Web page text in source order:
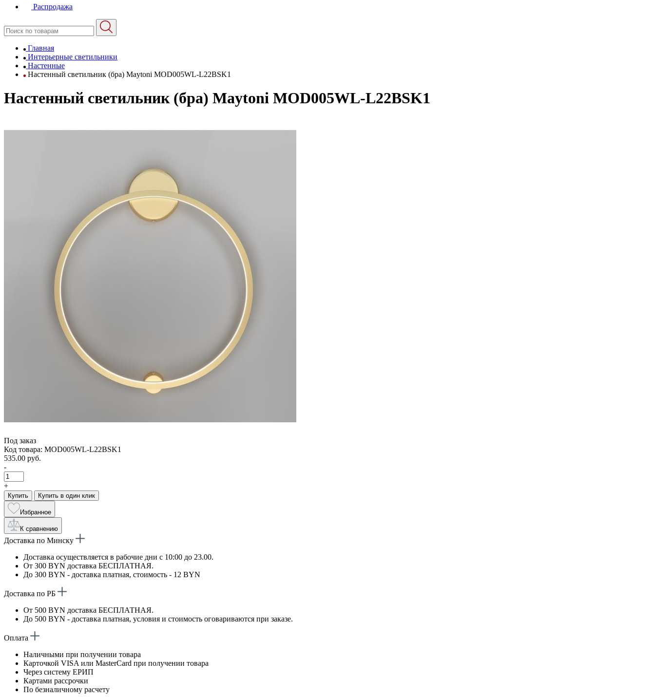
Распродажа
Главная
Интерьерные светильники
Настенные
Настенный светильник (бра) Maytoni MOD005WL-L22BSK1
Настенный светильник (бра) Maytoni MOD005WL-L22BSK1
Под заказ
Код товара: MOD005WL-L22BSK1
535.00 руб.
-
+
Купить Купить в один клик
Избранное
К сравнению
Доставка по Минску
Доставка осуществляется в рабочие дни с 10:00 до 23.00.
От 300 BYN доставка БЕСПЛАТНАЯ.
До 300 BYN - доставка платная, стоимость - 12 BYN
Доставка по РБ
От 500 BYN доставка БЕСПЛАТНАЯ.
До 500 BYN - доставка платная, условия и стоимость оговариваются при заказе.
Оплата
Наличными при получении товара
Карточкой VISA или MasterCard при получении товара
Через систему ЕРИП
Картами рассрочки
По безналичному расчету